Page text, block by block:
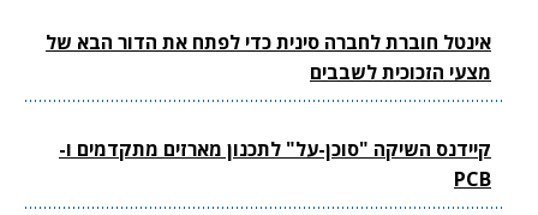
אינטל חוברת לחברה סינית כדי לפתח את הדור הבא של
מצעי הזכוכית לשבבים
קיידנס השיקה "סוכן-על" לתכנון מארזים מתקדמים ו-
PCB